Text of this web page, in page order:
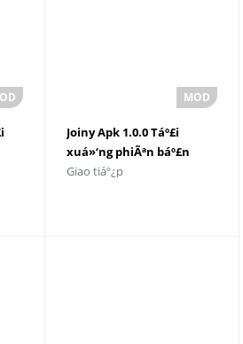
Joiny Apk 1.0.0 Táº£i
xuá»‘ng phiÃªn báº£n
má»›i nháº¥t 2025
Giao tiáº¿p